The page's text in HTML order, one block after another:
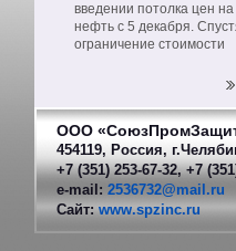
введении потолка цен
нефть с 5 декабря.
ограничение стоимости
нефтепродукты
ООО
454119, Россия,
+7 (351) 253-67-32, +7
e-mail: 2536732@mail.ru
Сайт: www.spzinc.ru